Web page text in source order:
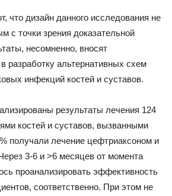
что дизайн данного исследования не
с точки зрения доказательной
несомненно, вносят
разработку альтернативных схем
инфекций костей и суставов.
результаты лечения 124
костей и суставов, вызванными
получали лечение цефтриаксоном и
3-6 и >6 месяцев от момента
проанализировать эффективность
соответственно. При этом не